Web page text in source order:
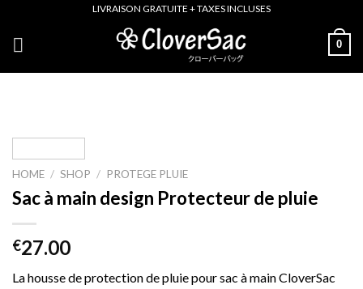
content
LIVRAISON GRATUITE + TAXES INCLUSES
0
HOME / SHOP / PROTEGE PLUIE
Sac à main design Protecteur de pluie
€27.00
La housse de protection de pluie pour sac à main CloverSac